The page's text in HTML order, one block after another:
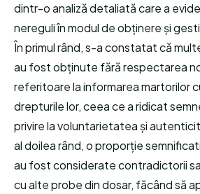
dintr-o analiză detaliată care a
nereguli în modul de obținere și
În primul rând, s-a constatat că
au fost obținute fără respectarea
referitoare la informarea martorilor
drepturile lor, ceea ce a ridicat
privire la voluntarietatea și
al doilea rând, o proporție
au fost considerate contradictorii
cu alte probe din dosar, făcând să